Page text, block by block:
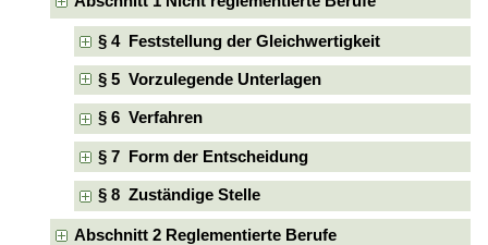
§ 4 Feststellung der Gleichwertigkeit
§ 5 Vorzulegende Unterlagen
§ 6 Verfahren
§ 7 Form der Entscheidung
§ 8 Zuständige Stelle
Abschnitt 2 Reglementierte Berufe